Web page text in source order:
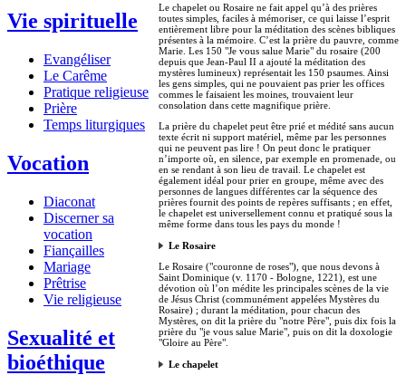
Vie spirituelle
Evangéliser
Le Carême
Pratique religieuse
Prière
Temps liturgiques
Vocation
Diaconat
Discerner sa
vocation
Fiançailles
Mariage
Prêtrise
Vie religieuse
Sexualité et
bioéthique
Le chapelet ou Rosaire ne fait appel qu’à des prières
toutes simples, faciles à mémoriser, ce qui laisse l’esprit
entièrement libre pour la méditation des scènes bibliques
présentes à la mémoire. C’est la prière du pauvre, comme
Marie. Les 150 "Je vous salue Marie" du rosaire (200
depuis que Jean-Paul II a ajouté la méditation des
mystères lumineux) représentait les 150 psaumes. Ainsi
les gens simples, qui ne pouvaient pas prier les offices
commes le faisaient les moines, trouvaient leur
consolation dans cette magnifique prière.
La prière du chapelet peut être prié et médité sans aucun
texte écrit ni support matériel, même par les personnes
qui ne peuvent pas lire ! On peut donc le pratiquer
n’importe où, en silence, par exemple en promenade, ou
en se rendant à son lieu de travail. Le chapelet est
également idéal pour prier en groupe, même avec des
personnes de langues différentes car la séquence des
prières fournit des points de repères suffisants ; en effet,
le chapelet est universellement connu et pratiqué sous la
même forme dans tous les pays du monde !
Le Rosaire
Le Rosaire ("couronne de roses"), que nous devons à
Saint Dominique (v. 1170 - Bologne, 1221), est une
dévotion où l’on médite les principales scènes de la vie
de Jésus Christ (communément appelées Mystères du
Rosaire) ; durant la méditation, pour chacun des
Mystères, on dit la prière du "notre Père", puis dix fois la
prière du "je vous salue Marie", puis on dit la doxologie
"Gloire au Père".
Le chapelet